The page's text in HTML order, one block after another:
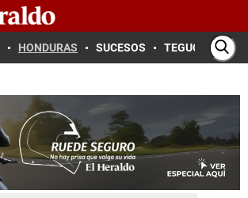
HONDURAS SUCESOS TEGUCIGALPA